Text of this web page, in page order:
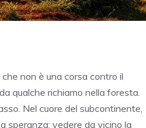
non è una corsa contro il
qualche richiamo nella foresta.
Nel cuore del subcontinente,
speranza: vedere da vicino la